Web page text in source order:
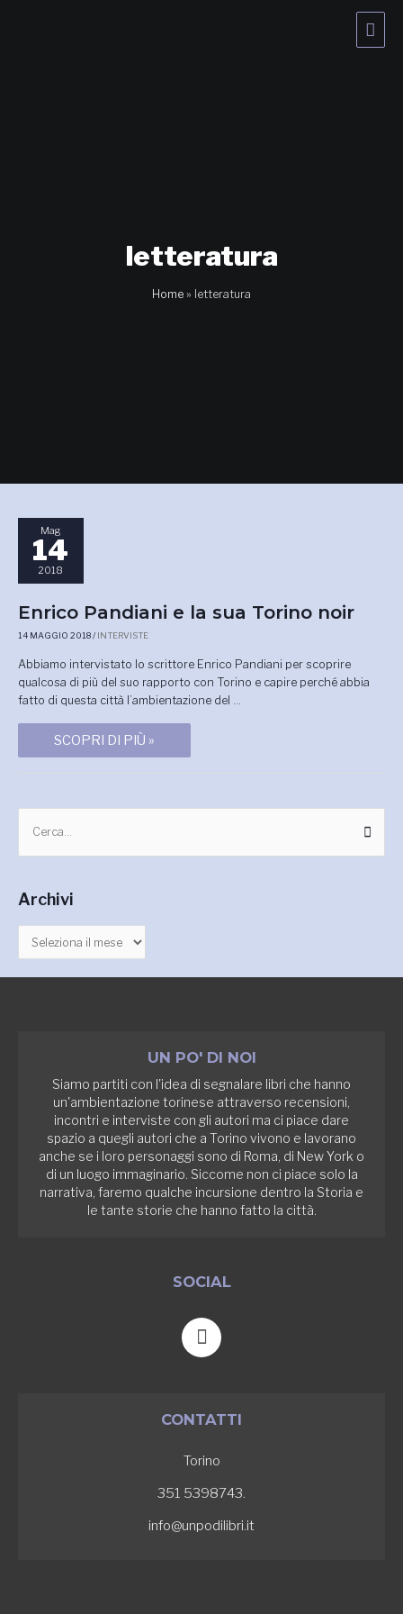
letteratura
Home » letteratura
Mag
14
2018
Enrico Pandiani e la sua Torino noir
14 MAGGIO 2018/ INTERVISTE
Abbiamo intervistato lo scrittore Enrico Pandiani per scoprire
qualcosa di più del suo rapporto con Torino e capire perché abbia
fatto di questa città l’ambientazione del …
ENRICO
PANDIANI
E
LA
SUA
TORINO
NOIR
SCOPRI DI PIÙ »
e
c
a
Archivi
i
UN PO' DI NOI
Siamo partiti con l'idea di segnalare libri che hanno
un'ambientazione torinese attraverso recensioni,
incontri e interviste con gli autori ma ci piace dare
spazio a quegli autori che a Torino vivono e lavorano
anche se i loro personaggi sono di Roma, di New York o
di un luogo immaginario. Siccome non ci piace solo la
narrativa, faremo qualche incursione dentro la Storia e
le tante storie che hanno fatto la città.
SOCIAL
F
a
o
k
-
f
CONTATTI
Torino
351 5398743.
info@unpodilibri.it